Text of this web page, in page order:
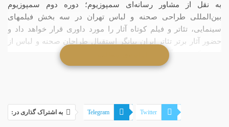
به نقل از مشاور رسانه‌ای سمپوزیوم؛ دوره دوم سمپوزیوم
بین‌المللی طراحی صحنه و لباس تهران در سه بخش فیلمهای
سینمایی، تئاتر و فیلم کوتاه آثار را مورد داوری قرار خواهد داد و
حضور آثار برتر تئاتر ایران بیانگر استقبال طراحان صحنه و لباس از
این حرکت فرهنگی دارد.
اپرای عروسکی مولوی، اپرای عروسکی خیام، اپراتور نسل چهارم،
اما اگر حالا باشه تو دیده، بلافیگورا، به طرز غریبی، پسران تاریخ،
به اشتراک گذاری در: Telegram Twitter